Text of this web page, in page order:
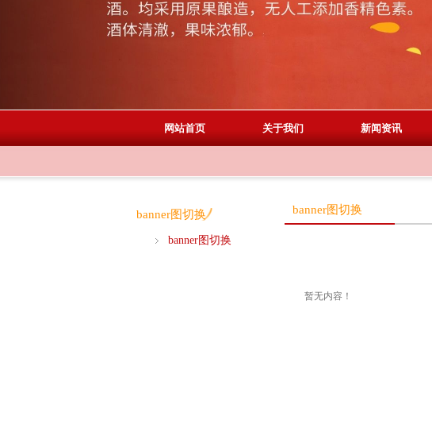
网站首页 关于我们 新闻资讯
banner图切换
banner图切换
banner图切换
暂无内容！